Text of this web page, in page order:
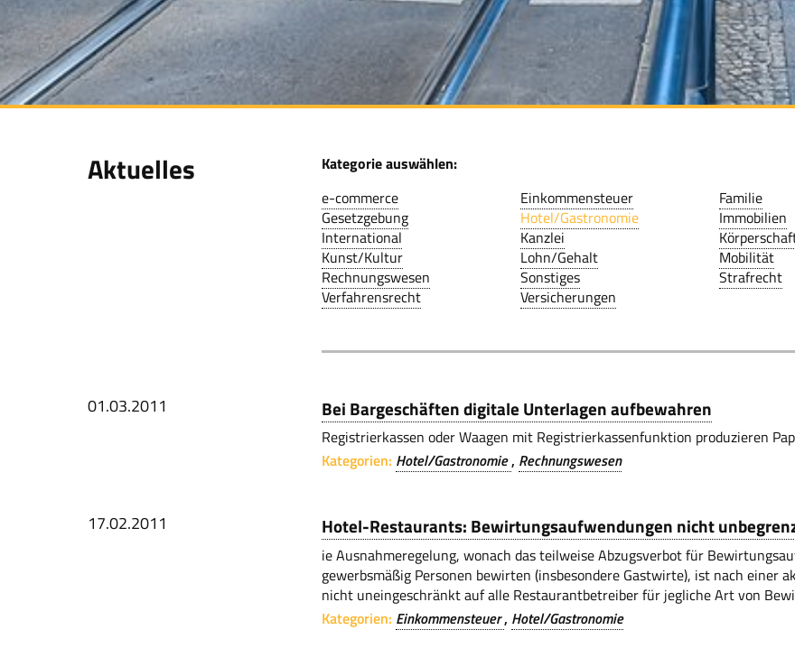
Aktuelles
Kategorie auswählen:
e-commerce
Einkommensteuer Familie
Gesetzgebung
Hotel/Gastronomie Immobilien
International
Kanzlei
Kunst/Kultur
Lohn/Gehalt Mobilität
Rechnungswesen
Sonstiges Strafrecht
Verfahrensrecht
Versicherungen
01.03.2011 Bei Bargeschäften digitale Unterlagen aufbewahren
Registrierkassen oder Waagen mit Registrierkassenfunktion produzieren
Kategorien: Hotel/Gastronomie Rechnungswesen
17.02.2011 Hotel-Restaurants: Bewirtungsaufwendungen nicht
ie Ausnahmeregelung, wonach das teilweise Abzugsverbot für
gewerbsmäßig Personen bewirten (insbesondere Gastwirte), ist nach einer
nicht uneingeschränkt auf alle Restaurantbetreiber für jegliche Art von
Kategorien: Einkommensteuer Hotel/Gastronomie